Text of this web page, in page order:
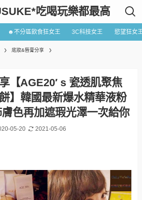
吃喝玩樂都最高
☻不分區飲食狂女王 3C科技女王 慾望狂女
底妝&唇膏分享
【AGE20′ s 瓷透肌聚焦
】韓國最新爆水精華液粉
色再加遮瑕光澤一次給你
05-20 2021-05-06